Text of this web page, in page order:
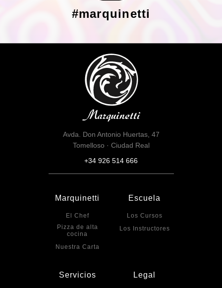
#marquinetti
Avda. Don Antonio Huertas, 47
Tomelloso · Ciudad Real
+34 926 514 666
Marquinetti
El Chef
Pizza de alta
cocina
Nuestra Carta
Escuela
Los Cursos
Los Instructores
Servicios Legal